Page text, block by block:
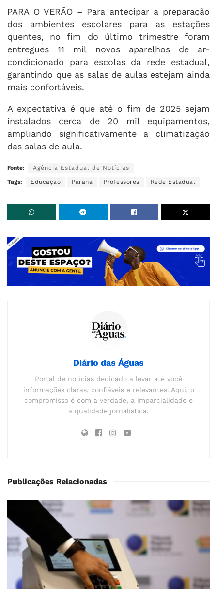
PARA O VERÃO – Para antecipar a preparação
dos ambientes escolares para as estações
quentes, no fim do último trimestre foram
entregues 11 mil novos aparelhos de ar-
condicionado para escolas da rede estadual,
garantindo que as salas de aulas estejam ainda
mais confortáveis.
A expectativa é que até o fim de 2025 sejam
instalados cerca de 20 mil equipamentos,
ampliando significativamente a climatização
das salas de aula.
Fonte: Agência Estadual de Notícias
Tags: Educação Paraná Professores Rede Estadual
Diário das Águas
Portal de notícias dedicado a levar até você
informações claras, confiáveis e relevantes. Aqui, o
compromisso é com a verdade, a imparcialidade e
a qualidade jornalística.
Publicações Relacionadas